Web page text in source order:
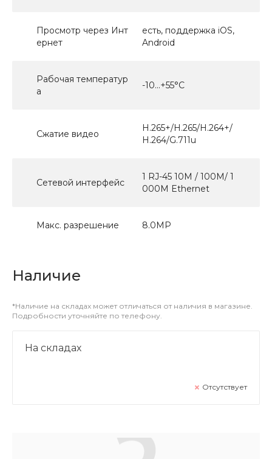
Просмотр через Инт
ернет
есть, поддержка iOS,
Android
Рабочая температур
а
-10...+55°С
Сжатие видео
H.265+/H.265/H.264+/
H.264/G.711u
Сетевой интерфейс
1 RJ-45 10M / 100M/ 1
000M Ethernet
Макс. разрешение 8.0МР
Наличие
*Наличие на складах может отличаться от наличия в магазине.
Подробности уточняйте по телефону.
На складах
Отсутствует